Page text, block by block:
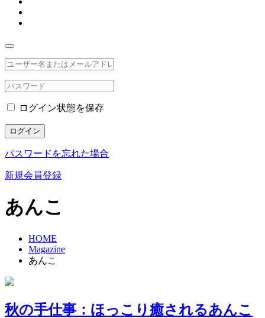
ログイン状態を保存
ログイン
パスワードを忘れた場合
新規会員登録
あんこ
HOME
Magazine
あんこ
秋の手仕事：ほっこり癒されるあんこ